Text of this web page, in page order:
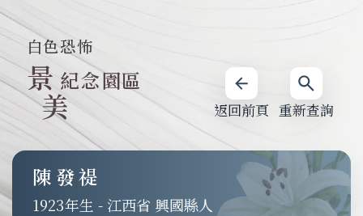
重新查詢
返回前頁
白色恐怖
景
美
紀念園區
陳發禔
1923 -江西省 興國縣人